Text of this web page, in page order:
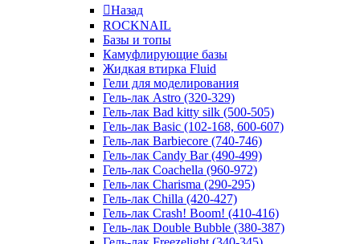
Назад
ROCKNAIL
Базы и топы
Камуфлирующие базы
Жидкая втирка Fluid
Гели для моделирования
Гель-лак Astro (320-329)
Гель-лак Bad kitty silk (500-505)
Гель-лак Basic (102-168, 600-607)
Гель-лак Barbiecore (740-746)
Гель-лак Candy Bar (490-499)
Гель-лак Coachella (960-972)
Гель-лак Charisma (290-295)
Гель-лак Chilla (420-427)
Гель-лак Crash! Boom! (410-416)
Гель-лак Double Bubble (380-387)